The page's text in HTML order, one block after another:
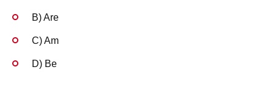
B) Are
C) Am
D) Be